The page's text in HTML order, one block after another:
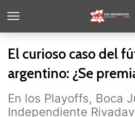
El curioso caso del
argentino: ¿Se
En los Playoffs, Boca
Independiente